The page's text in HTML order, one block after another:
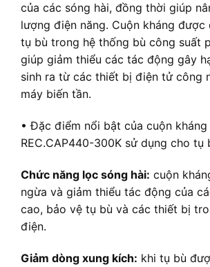
của các sóng hài, đồng thời giúp
lượng điện năng. Cuộn kháng
tụ bù trong hệ thống bù công suất
giúp giảm thiểu các tác động gây
sinh ra từ các thiết bị điện tử công
máy biến tần.
• Đặc điểm nổi bật của cuộn kháng
REC.CAP440-300K sử dụng cho tụ
Chức năng lọc sóng hài: cuộn
ngừa và giảm thiểu tác động của
cao, bảo vệ tụ bù và các thiết bị
điện.
Giảm dòng xung kích: khi tụ bù